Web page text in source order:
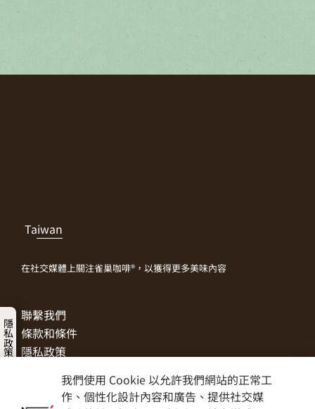
隱私政策
Taiwan
在社交媒體上關注雀巢咖啡®，以獲得更多美味內容
聯繫我們
條款和條件
隱私政策
網站地圖
我們使用 Cookie 以允許我們網站的正常工
作、個性化設計內容和廣告、提供社交媒